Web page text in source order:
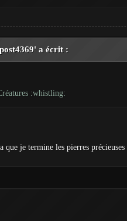
a écrit :
:whistling:
que je termine les pierres précieuses